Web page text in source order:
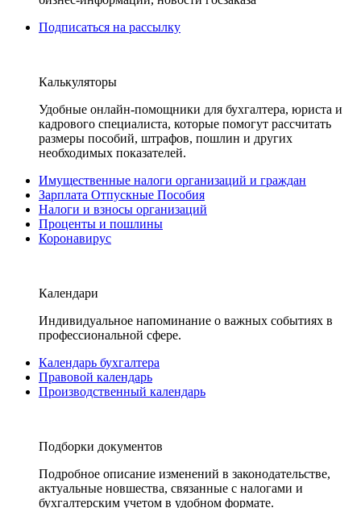
Подписаться на рассылку
Калькуляторы
Удобные онлайн-помощники для бухгалтера, юриста и
кадрового специалиста, которые помогут рассчитать
размеры пособий, штрафов, пошлин и других
необходимых показателей.
Имущественные налоги организаций и граждан
Зарплата Отпускные Пособия
Налоги и взносы организаций
Проценты и пошлины
Коронавирус
Календари
Индивидуальное напоминание о важных событиях в
профессиональной сфере.
Календарь бухгалтера
Правовой календарь
Производственный календарь
Подборки документов
Подробное описание изменений в законодательстве,
актуальные новшества, связанные с налогами и
бухгалтерским учетом в удобном формате.